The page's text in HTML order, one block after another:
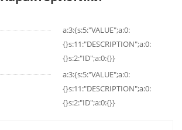
a:3:{s:5:"VALUE";a:0:
{}s:11:"DESCRIPTION";a:0:
{}s:2:"ID";a:0:{}}
a:3:{s:5:"VALUE";a:0:
{}s:11:"DESCRIPTION";a:0:
{}s:2:"ID";a:0:{}}